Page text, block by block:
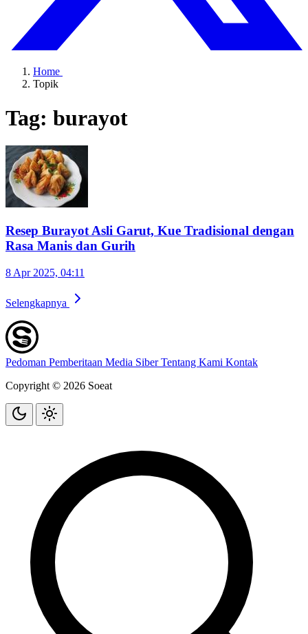
Home
Topik
Tag: burayot
Resep Burayot Asli Garut, Kue Tradisional dengan
Rasa Manis dan Gurih
8 Apr 2025, 04:11
Selengkapnya
Pedoman Pemberitaan Media SiberTentang Kami Kontak
Copyright © 2026 Soeat